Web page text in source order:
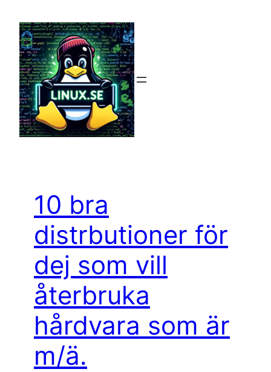
innehåll
10 bra
distrbutioner för
dej som vill
återbruka
hårdvara som är
m/ä.